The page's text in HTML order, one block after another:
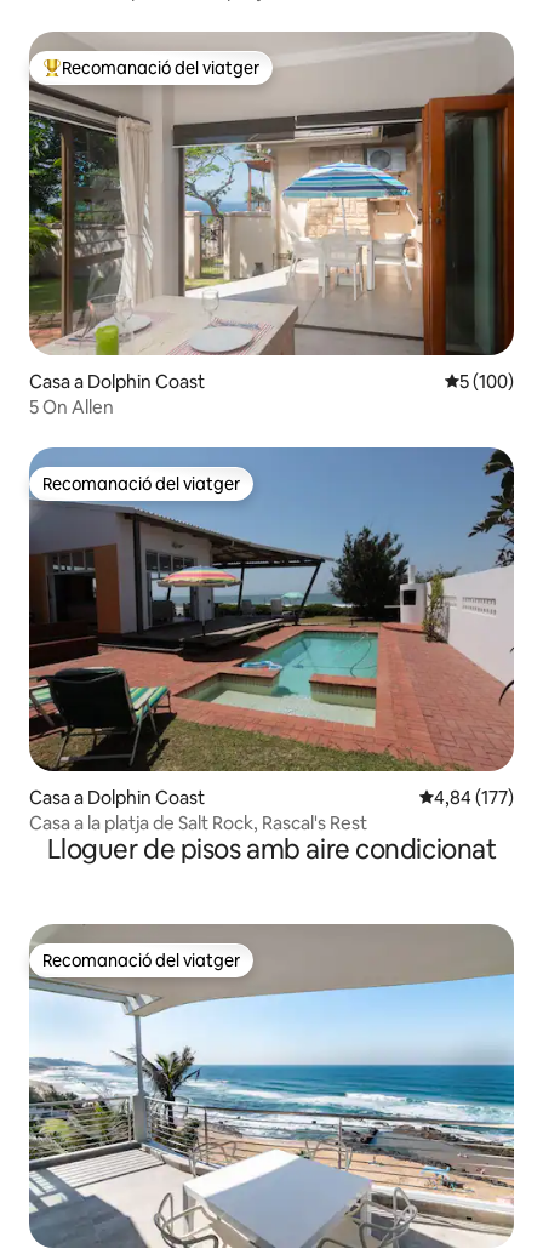
Principals recomanacions dels viatgers
Recomanació del viatger
Casa a Dolphin Coast 5 de
5 (100)
5 On Allen
Recomanació del viatger
Recomanació del viatger
Casa a Dolphin Coast 4,84 de
4,84 (177)
Casa a la platja de Salt Rock, Rascal's Rest
Lloguer de pisos amb aire condicionat
Recomanació del viatger
Recomanació del viatger